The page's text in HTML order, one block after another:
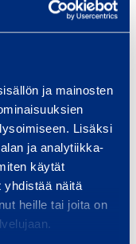
ja mainosten
Lisäksi
ja analytiikka-
käytät
yhdistää näitä
heille tai joita on
is